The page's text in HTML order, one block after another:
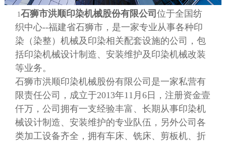
1石狮市洪顺印染机械股份有限公司位于全国纺
织中心--福建省石狮市，是一家专业从事各种印
染（染整）机械及印染相关配套设施的公司，包
括印染机械设计制造、安装维护及印染机械改装
等业务。
石狮市洪顺印染机械股份有限公司是一家私营有
限责任公司，成立于2013年11月6日，注册资金壹
仟万，公司拥有一支经验丰富、长期从事印染机
械设计制造、安装维护的专业队伍，另外公司各
类加工设备齐全，拥有车床、铣床、剪板机、折